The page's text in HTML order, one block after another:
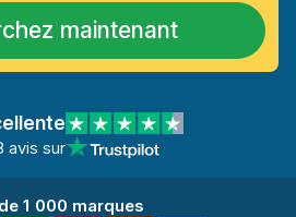
maintenant
avis sur
1 000 marques